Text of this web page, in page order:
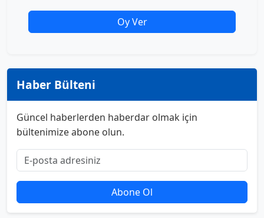
Oy Ver
Haber Bülteni
Güncel haberlerden haberdar olmak için
bültenimize abone olun.
Abone Ol